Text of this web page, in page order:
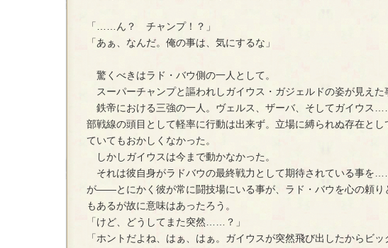
「……ん？ チャンプ！？」
「あぁ、なんだ。俺の事は、気にするな」
驚くべきはラド・バウ側の一人として。
スーパーチャンプと謳われしガイウス・ガジェルドの姿が見えた
鉄帝における三強の一人。ヴェルス、ザーバ、そしてガイウス
部戦線の頭目として軽率に行動は出来ず。立場に縛られぬ存在と
ていてもおかしくなかった。
しかしガイウスは今まで動かなかった。
それは彼自身がラドバウの最終戦力として期待されている事を
が――とにかく彼が常に闘技場にいる事が、ラド・バウを心の頼り
もあるが故に意味はあったろう。
「けど、どうしてまた突然……？」
「ホントだよね、はぁ、はぁ。ガイウスが突然飛び出したからビ